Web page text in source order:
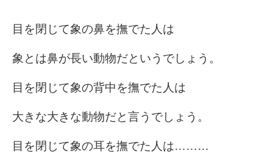
目を閉じて象の鼻を撫でた人は
象とは鼻が長い動物だというでしょう。
目を閉じて象の背中を撫でた人は
大きな大きな動物だと言うでしょう。
目を閉じて象の耳を撫でた人は………